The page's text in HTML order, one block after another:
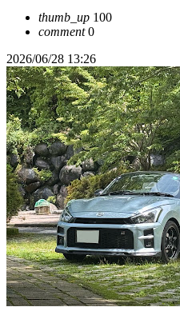
thumb_up 100
comment0
2026/06/28 13:26